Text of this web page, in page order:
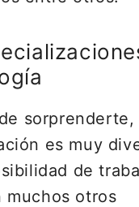
sorprenderte,
es muy
de
muchos otros